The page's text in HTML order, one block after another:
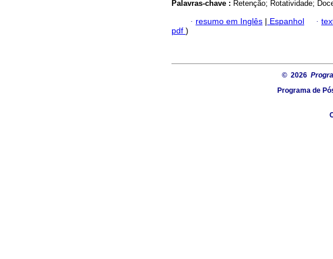
Palavras-chave : Retenção; Rotatividade;
· resumo em Inglês | Espanhol ·
pdf )
© 2026
Programa de